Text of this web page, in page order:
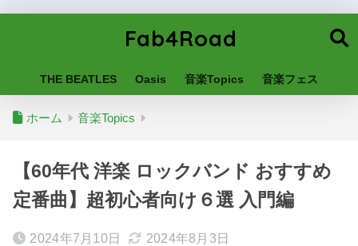
Fab4Road
THE BEATLES Oasis 音楽Topics 音楽フェス
ホーム 音楽Topics
【60年代 洋楽 ロックバンド おすすめ
定番曲】超初心者向け６選 入門編
2024年7月10日 2024年8月3日